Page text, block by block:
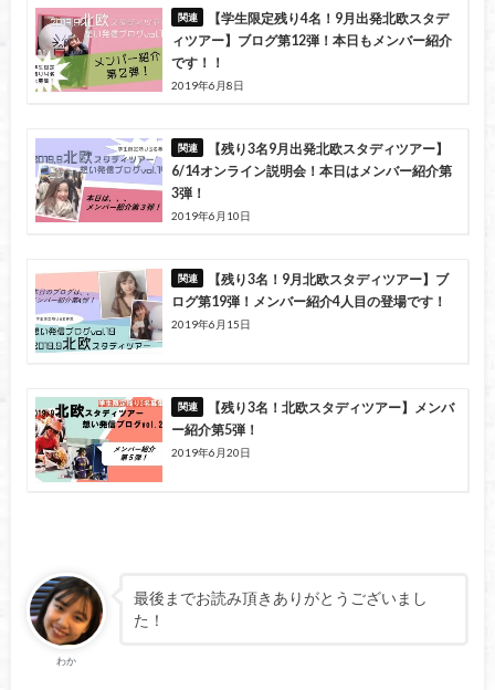
【学生限定残り4名！9月出発北欧スタデ
ィツアー】ブログ第12弾！本日もメンバー紹介
です！！
2019年6月8日
【残り3名9月出発北欧スタディツアー】
6/14オンライン説明会！本日はメンバー紹介第
3弾！
2019年6月10日
【残り3名！9月北欧スタディツアー】ブ
ログ第19弾！メンバー紹介4人目の登場です！
2019年6月15日
【残り3名！北欧スタディツアー】メンバ
ー紹介第5弾！
2019年6月20日
わか
最後までお読み頂きありがとうございまし
た！